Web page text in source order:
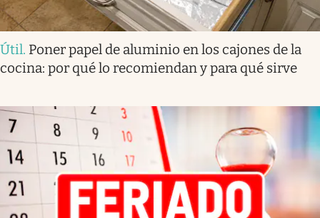
Útil. Poner papel de aluminio en los cajones de la
cocina: por qué lo recomiendan y para qué sirve